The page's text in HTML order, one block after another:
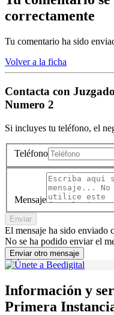
correctamente
Tu comentario ha sido
Volver a la ficha
Contacta con
Numero 2
Si incluyes tu teléfono, el
Teléfono
Mensaje
Enviar
El mensaje ha sido enviado
No se ha podido enviar el
Enviar otro mensaje
Información y
Primera